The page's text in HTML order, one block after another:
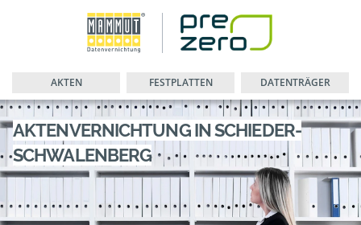
AKTEN FESTPLATTEN DATENTRÄGER
AKTENVERNICHTUNG IN SCHIEDER-
SCHWALENBERG